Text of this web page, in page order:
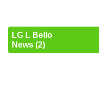
LG L Bello
News (2)